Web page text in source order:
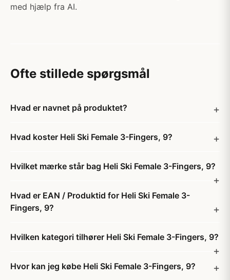
med hjælp fra AI.
Ofte stillede spørgsmål
Hvad er navnet på produktet?
Hvad koster Heli Ski Female 3-Fingers, 9?
Hvilket mærke står bag Heli Ski Female 3-Fingers, 9?
Hvad er EAN / Produktid for Heli Ski Female 3-
Fingers, 9?
Hvilken kategori tilhører Heli Ski Female 3-Fingers, 9?
Hvor kan jeg købe Heli Ski Female 3-Fingers, 9?